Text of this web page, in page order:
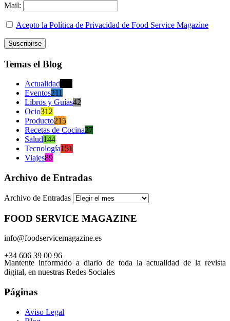
Mail:
Acepto la Política de Privacidad de Food Service Magazine
Temas el Blog
Actualidad
Eventos211
Libros y Guías42
Ocio312
Producto215
Recetas de Cocina27
Salud144
Tecnología151
Viajes89
Archivo de Entradas
Archivo de Entradas
FOOD SERVICE MAGAZINE
info@foodservicemagazine.es
+34 606 39 00 96
Mantente informado a diario de toda la actualidad de la revista
digital, en nuestras Redes Sociales
Páginas
Aviso Legal